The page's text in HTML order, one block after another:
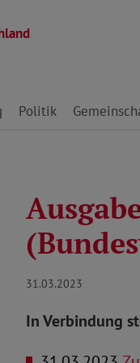
springen
Politik
31.03.2023
In Verbindung